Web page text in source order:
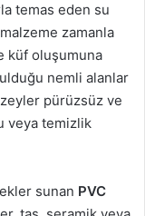
temas eden su
zamanla
küf oluşumuna
nemli alanlar
pürüzsüz ve
veya temizlik
sunan PVC